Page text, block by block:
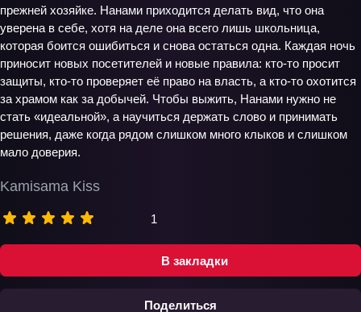
В закладки
Поделиться
Kamisama Kiss
1
прежней хозяйке. Нанами приходится делать вид, что она
уверена в себе, хотя на деле она всего лишь школьница,
которая боится ошибиться и снова остаться одна. Каждая ночь
приносит новых посетителей и новые правила: кто-то просит
защиты, кто-то проверяет её право на власть, а кто-то охотится
за храмом как за добычей. Чтобы выжить, Нанами нужно не
стать «идеальной», а научиться держать слово и принимать
решения, даже когда рядом слишком много клыков и слишком
мало доверия.